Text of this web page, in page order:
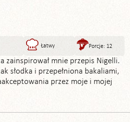
Łatwy Porcje: 12
zainspirował mnie przepis Nigelli.
słodka i przepełniona bakaliami,
przez moje i mojej